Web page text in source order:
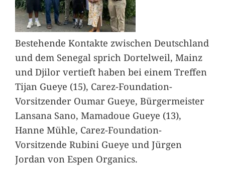
Bestehende Kontakte zwischen Deutschland
und dem Senegal sprich Dortelweil, Mainz
und Djilor vertieft haben bei einem Treffen
Tijan Gueye (15), Carez-Foundation-
Vorsitzender Oumar Gueye, Bürgermeister
Lansana Sano, Mamadoue Gueye (13),
Hanne Mühle, Carez-Foundation-
Vorsitzende Rubini Gueye und Jürgen
Jordan von Espen Organics.